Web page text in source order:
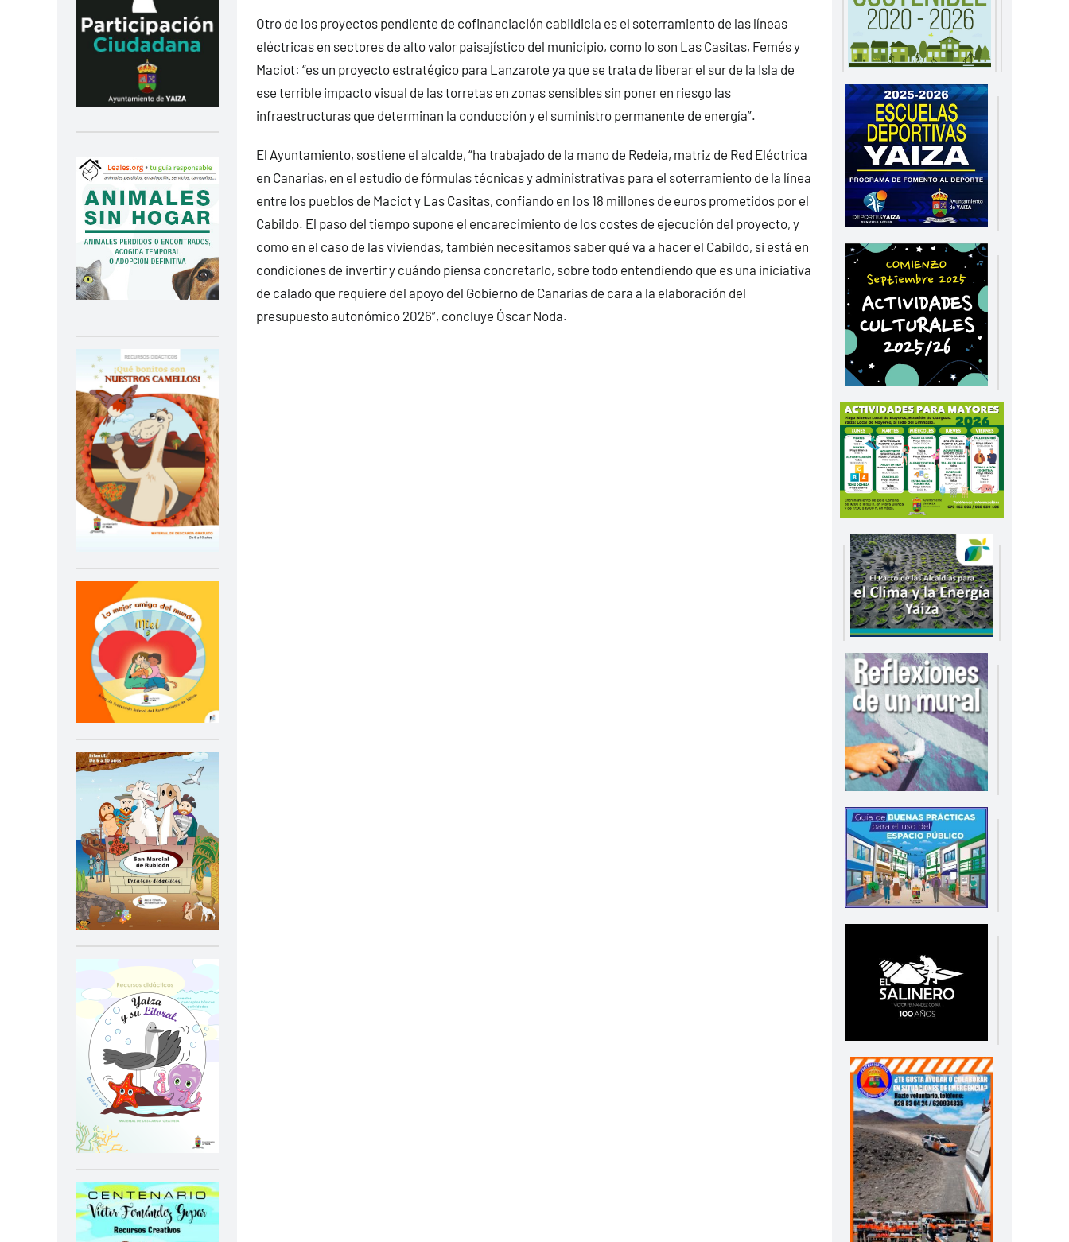
Otro de los proyectos pendiente de cofinanciación cabildicia es el soterramiento de las líneas
eléctricas en sectores de alto valor paisajístico del municipio, como lo son Las Casitas, Femés y
Maciot: “es un proyecto estratégico para Lanzarote ya que se trata de liberar el sur de la Isla de
ese terrible impacto visual de las torretas en zonas sensibles sin poner en riesgo las
infraestructuras que determinan la conducción y el suministro permanente de energía”.
El Ayuntamiento, sostiene el alcalde, “ha trabajado de la mano de Redeia, matriz de Red Eléctrica
en Canarias, en el estudio de fórmulas técnicas y administrativas para el soterramiento de la línea
entre los pueblos de Maciot y Las Casitas, confiando en los 18 millones de euros prometidos por el
Cabildo. El paso del tiempo supone el encarecimiento de los costes de ejecución del proyecto, y
como en el caso de las viviendas, también necesitamos saber qué va a hacer el Cabildo, si está en
condiciones de invertir y cuándo piensa concretarlo, sobre todo entendiendo que es una iniciativa
de calado que requiere del apoyo del Gobierno de Canarias de cara a la elaboración del
presupuesto autonómico 2026”, concluye Óscar Noda.